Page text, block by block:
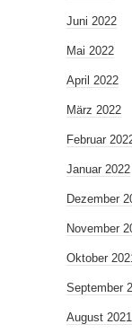
Juni 2022
Mai 2022
April 2022
März 2022
Februar
Januar 2022
Dezember
November
Oktober
September
August 2021